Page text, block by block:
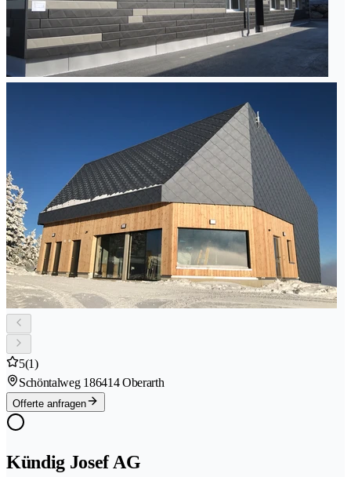
5(1)
Schöntalweg 186414 Oberarth
Offerte anfragen
Kündig Josef AG